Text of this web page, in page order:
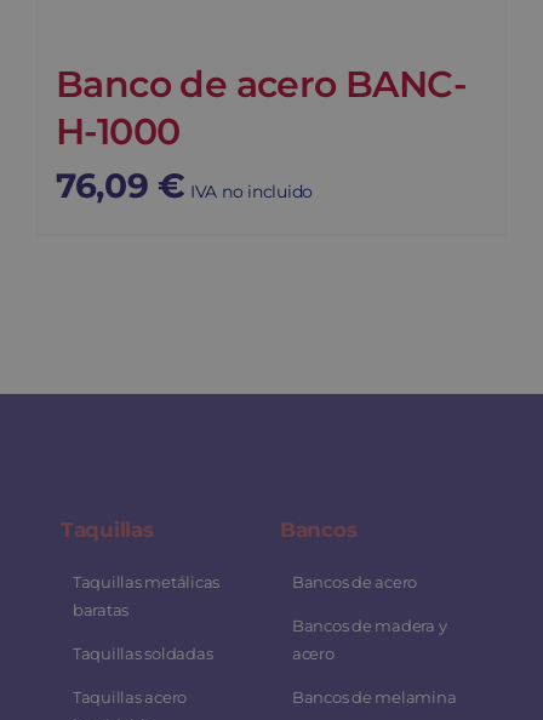
Banco de acero BANC-
H-1000
76,09 € IVA no incluido
Taquillas
Taquillas metálicas
baratas
Taquillas soldadas
Taquillas acero
Bancos
Bancos de acero
Bancos de madera y
acero
Bancos de melamina